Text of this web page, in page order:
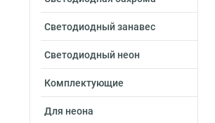
Светодиодный занавес
Светодиодный неон
Комплектующие
Для неона